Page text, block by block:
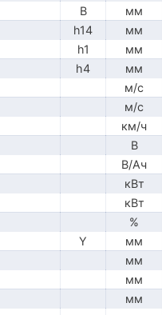
B мм
h14 мм
h1 мм
h4 мм
м/с
м/с
км/ч
В
В/Ач
кВт
кВт
%
Y мм
мм
мм
мм